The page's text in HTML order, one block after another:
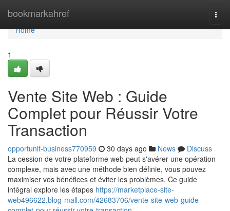
bookmarkahref
Home
Home
1
Vente Site Web : Guide
Complet pour Réussir Votre
Transaction
opportunit-business770959 30 days ago News
Discuss
La cession de votre plateforme web peut s'avérer une opération
complexe, mais avec une méthode bien définie, vous pouvez
maximiser vos bénéfices et éviter les problèmes. Ce guide
intégral explore les étapes https://marketplace-site-
web496622.blog-mall.com/42683706/vente-site-web-guide-